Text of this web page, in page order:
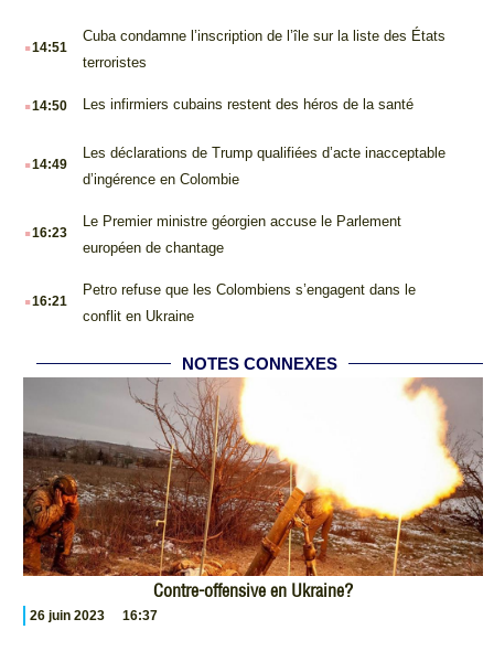
.14:51
Cuba condamne l’inscription de l’île sur la liste des États
terroristes
.14:50 Les infirmiers cubains restent des héros de la santé
.14:49
Les déclarations de Trump qualifiées d’acte inacceptable
d’ingérence en Colombie
.16:23
Le Premier ministre géorgien accuse le Parlement
européen de chantage
.16:21
Petro refuse que les Colombiens s’engagent dans le
conflit en Ukraine
NOTES CONNEXES
Contre-offensive en Ukraine?
26 juin 2023 16:37